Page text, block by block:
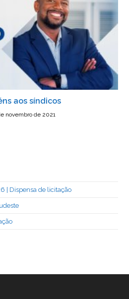
aos síndicos
novembro de 2021
| Dispensa de licitação